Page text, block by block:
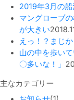
2019年3月の
マングローブ
が大きい
えっ！？まじ
山の中を歩い
〇多いな！」
主なカテゴリー